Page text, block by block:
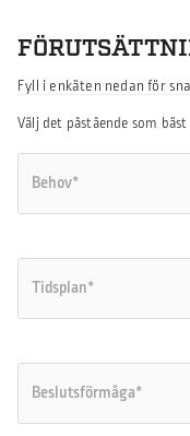
Fyll i enkäten nedan för
Välj det påstående som